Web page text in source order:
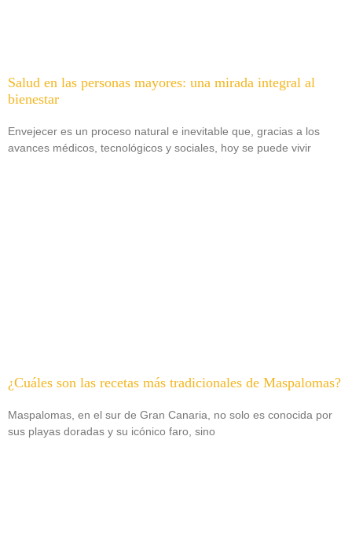
Salud en las personas mayores: una mirada integral al
bienestar
Envejecer es un proceso natural e inevitable que, gracias a los
avances médicos, tecnológicos y sociales, hoy se puede vivir
¿Cuáles son las recetas más tradicionales de Maspalomas?
Maspalomas, en el sur de Gran Canaria, no solo es conocida por
sus playas doradas y su icónico faro, sino